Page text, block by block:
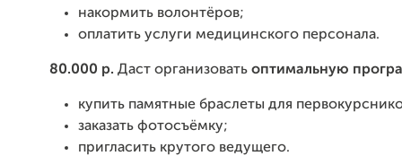
накормить волонтёров;
оплатить услуги медицинского персонала.
80.000 р. Даст организовать оптимальную
купить памятные браслеты для
заказать фотосъёмку;
пригласить крутого ведущего.